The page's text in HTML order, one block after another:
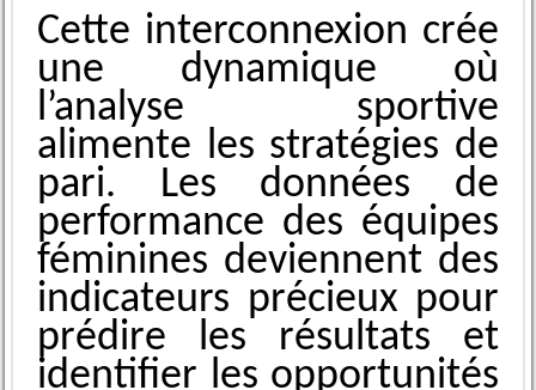
Cette interconnexion crée
une dynamique où
l’analyse sportive
alimente les stratégies de
pari. Les données de
performance des équipes
féminines deviennent des
indicateurs précieux pour
prédire les résultats et
identifier les opportunités